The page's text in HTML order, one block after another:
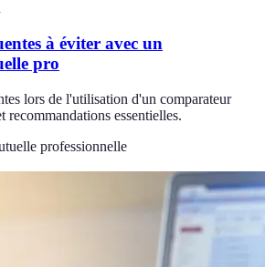
à éviter avec un
pro
lors de l'utilisation d'un comparateur
recommandations essentielles.
professionnelle